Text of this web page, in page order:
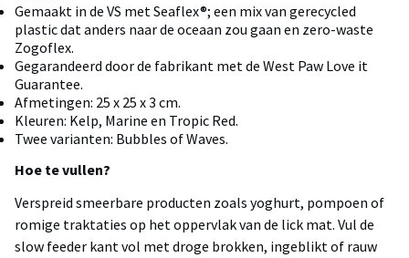
Gemaakt in de VS met Seaflex®; een mix van gerecycled
plastic dat anders naar de oceaan zou gaan en zero-waste
Zogoflex.
Gegarandeerd door de fabrikant met de West Paw Love it
Guarantee.
Afmetingen: 25 x 25 x 3 cm.
Kleuren: Kelp, Marine en Tropic Red.
Twee varianten: Bubbles of Waves.
Hoe te vullen?
Verspreid smeerbare producten zoals yoghurt, pompoen of
romige traktaties op het oppervlak van de lick mat. Vul de
slow feeder kant vol met droge brokken, ingeblikt of rauw